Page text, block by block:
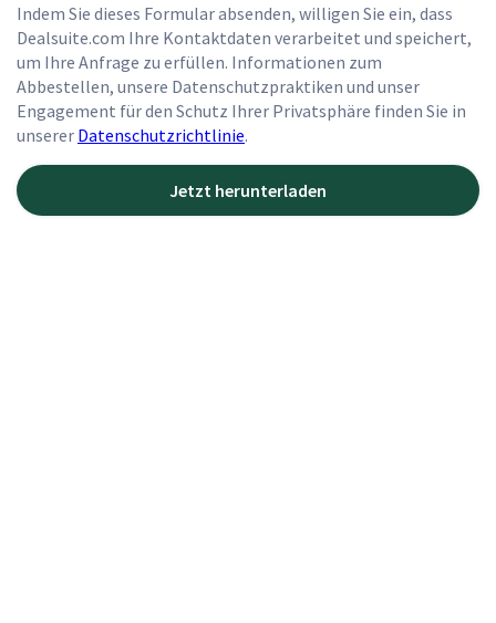
Indem Sie dieses Formular absenden, willigen Sie ein, dass
Dealsuite.com Ihre Kontaktdaten verarbeitet und speichert,
um Ihre Anfrage zu erfüllen. Informationen zum
Abbestellen, unsere Datenschutzpraktiken und unser
Engagement für den Schutz Ihrer Privatsphäre finden Sie in
unserer Datenschutzrichtlinie.